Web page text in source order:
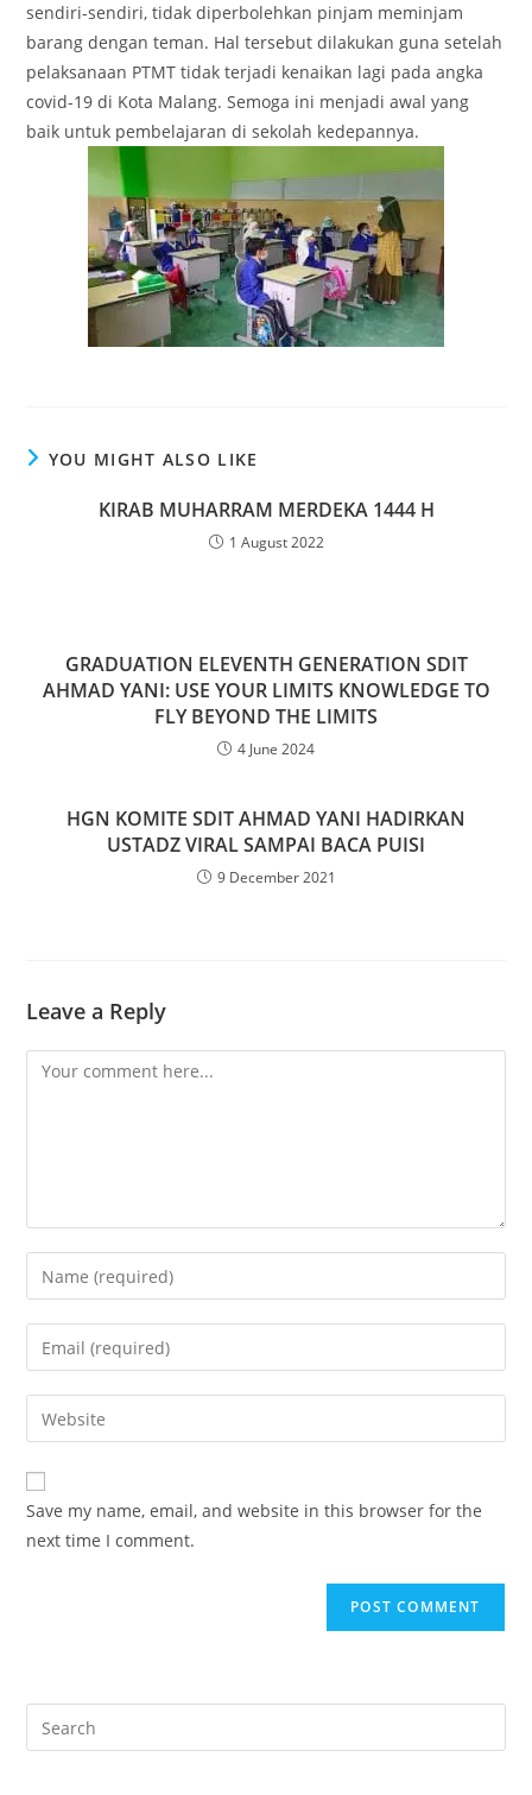
sendiri-sendiri, tidak diperbolehkan pinjam meminjam
barang dengan teman. Hal tersebut dilakukan guna setelah
pelaksanaan PTMT tidak terjadi kenaikan lagi pada angka
covid-19 di Kota Malang. Semoga ini menjadi awal yang
baik untuk pembelajaran di sekolah kedepannya.
YOU MIGHT ALSO LIKE
KIRAB MUHARRAM MERDEKA 1444 H
1 August 2022
GRADUATION ELEVENTH GENERATION SDIT
AHMAD YANI: USE YOUR LIMITS KNOWLEDGE TO
FLY BEYOND THE LIMITS
4 June 2024
HGN KOMITE SDIT AHMAD YANI HADIRKAN
USTADZ VIRAL SAMPAI BACA PUISI
9 December 2021
Leave a Reply
Save my name, email, and website in this browser for the
next time I comment.